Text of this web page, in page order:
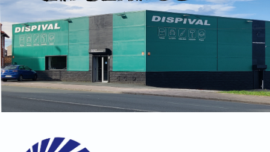
177/656R/GAL KARBONGRAU/TECHNICAL
GREY
20.00 €
92 en stock
179/811S/GEV SILBERSEE/SILVER LAKE
20.00 €
98 en stock
189/GWD/161V FLIP CHIP/MAGNETIC SILVER
99 en stock